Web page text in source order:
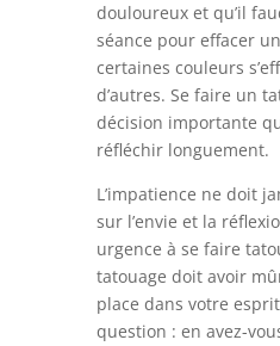
douloureux et qu’il
séance pour effacer
certaines couleurs
d’autres. Se faire un
décision importante
réfléchir longuement.
L’impatience ne doit
sur l’envie et la
urgence à se faire
tatouage doit avoir
place dans votre
question : en avez-